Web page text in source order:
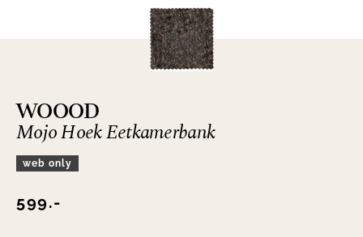
WOOOD
Mojo Hoek Eetkamerbank
web only
599.-